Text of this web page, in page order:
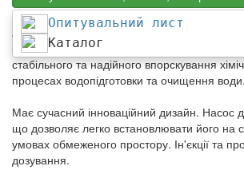
Опитувальний лист
Каталог
ARGENTIA— це новий електромагнітний
компанії ETATRON, спеціально
стабільного та надійного впорскування
процесах водопідготовки та очищення води.
Має сучасний інноваційний дизайн. Насос
що дозволяє легко встановлювати його на
умовах обмеженого простору. Ін'єкції та
дозування.